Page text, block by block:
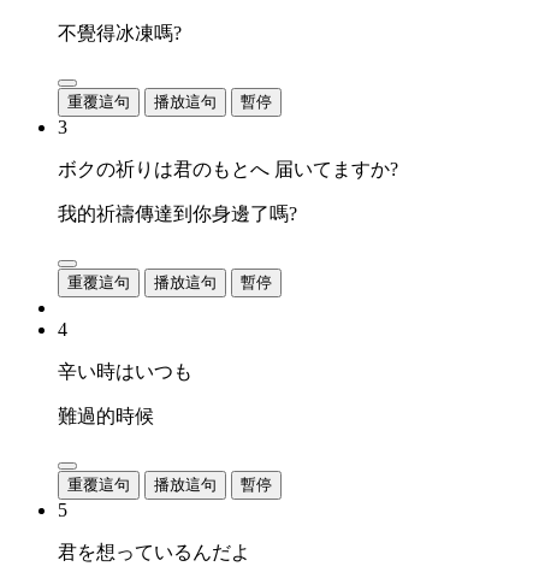
不覺得冰凍嗎?
重覆這句 播放這句 暫停
3
ボクの祈りは君のもとへ 届いてますか?
我的祈禱傳達到你身邊了嗎?
重覆這句 播放這句 暫停
4
辛い時はいつも
難過的時候
重覆這句 播放這句 暫停
5
君を想っているんだよ